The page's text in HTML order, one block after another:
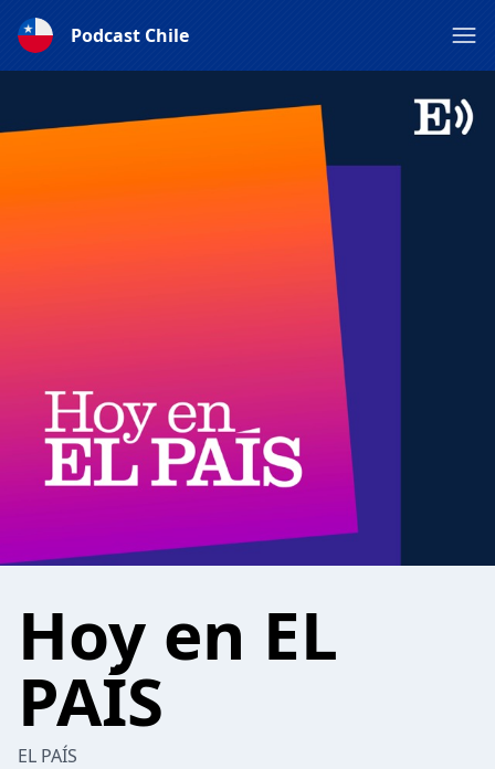
Podcast Chile
Hoy en EL
PAÍS
EL PAÍS